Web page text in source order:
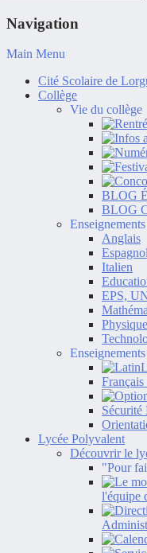
Navigation
Main Menu
Cité Scolaire de
Collège
Vie du collège
BLOG
BLOG
Anglais
Italien
EPS,
Lycée Polyvalent
Découvrir le
"Pour
l'équipe